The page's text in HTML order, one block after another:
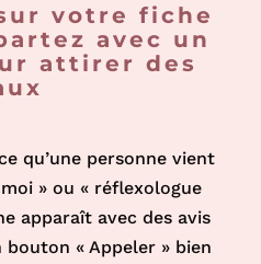
votre fiche
avec un
attirer des
qu’une personne vient
» ou « réflexologue
apparaît avec des avis
« Appeler » bien